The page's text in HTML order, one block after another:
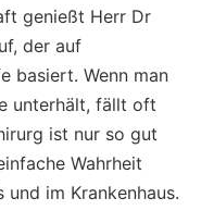
genießt Herr Dr
der auf
basiert. Wenn man
unterhält, fällt oft
ist nur so gut
Wahrheit
im Krankenhaus.